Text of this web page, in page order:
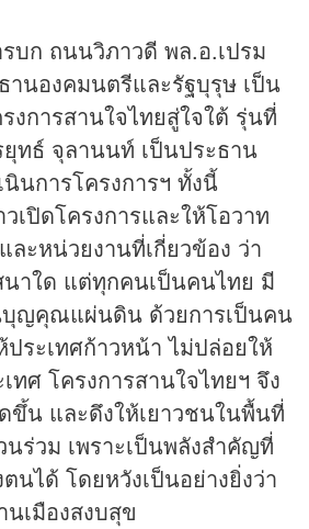
บก ถนนวิภาวดี พล.อ.เปรม
นองคมนตรีและรัฐบุรุษ เป็น
งการสานใจไทยสู่ใจใต้ รุ่นที่
ทธ์ จุลานนท์ เป็นประธาน
นการโครงการฯ ทั้งนี้
เปิดโครงการและให้โอวาท
ะหน่วยงานที่เกี่ยวข้อง ว่า
าใด แต่ทุกคนเป็นคนไทย มี
ญคุณแผ่นดิน ด้วยการเป็นคน
ระเทศก้าวหน้า ไม่ปล่อยให้
ทศ โครงการสานใจไทยฯ จึง
ขึ้น และดึงให้เยาวชนในพื้นที่
ร่วม เพราะเป็นพลังสำคัญที่
ได้ โดยหวังเป็นอย่างยิ่งว่า
เมืองสงบสุข